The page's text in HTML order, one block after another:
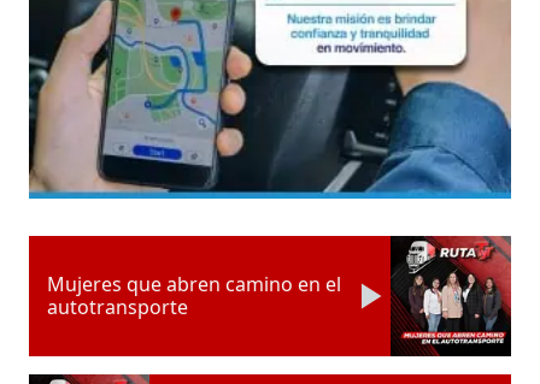
Mujeres que abren camino en el
autotransporte